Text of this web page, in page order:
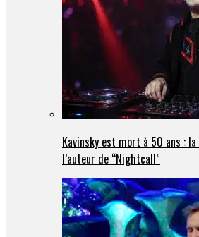
Kavinsky est mort à 50 ans : la
l’auteur de “Nightcall”